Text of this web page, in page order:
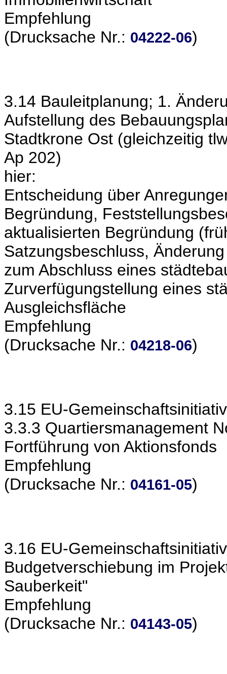
Empfehlung
(Drucksache Nr.: 04222-06)
3.14 Bauleitplanung; 1.
Aufstellung des
Stadtkrone Ost (gleichzeitig
Ap 202)
hier:
Entscheidung über
Begründung,
aktualisierten Begründung
Satzungsbeschluss,
zum Abschluss eines
Zurverfügungstellung eines
Ausgleichsfläche
Empfehlung
(Drucksache Nr.: 04218-06)
3.15 EU-
3.3.3 Quartiersmanagement
Fortführung von Aktionsfonds
Empfehlung
(Drucksache Nr.: 04161-05)
3.16 EU-
Budgetverschiebung im
Sauberkeit"
Empfehlung
(Drucksache Nr.: 04143-05)